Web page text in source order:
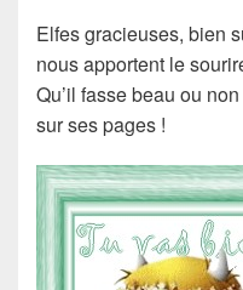
Elfes gracieuses, bien
nous apportent le
Qu’il fasse beau ou
sur ses pages !